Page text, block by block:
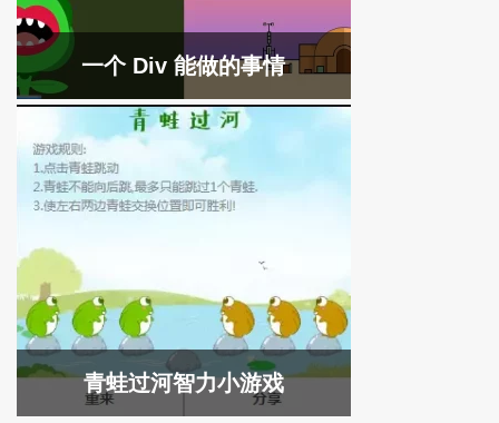
一个 Div 能做的事情
青蛙过河智力小游戏